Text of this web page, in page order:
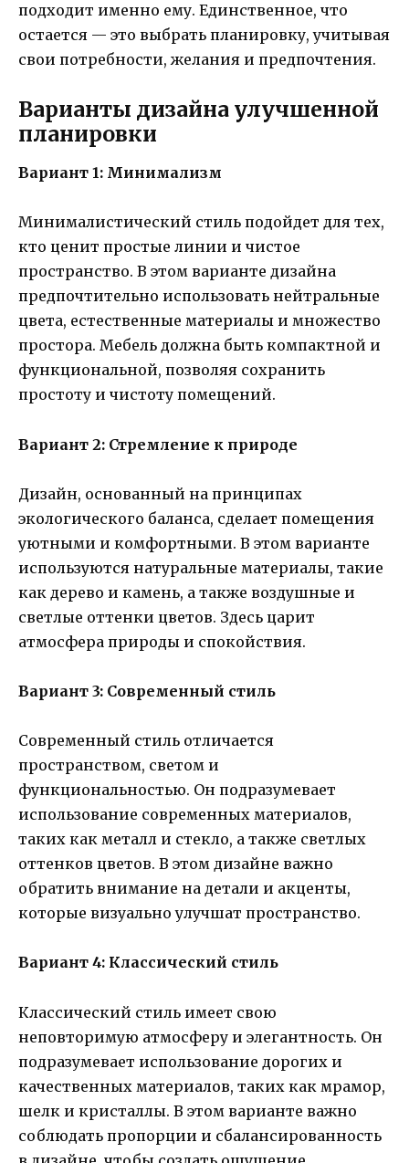
подходит именно ему. Единственное, что
остается — это выбрать планировку, учитывая
свои потребности, желания и предпочтения.
Варианты дизайна улучшенной
планировки
Вариант 1: Минимализм
Минималистический стиль подойдет для тех,
кто ценит простые линии и чистое
пространство. В этом варианте дизайна
предпочтительно использовать нейтральные
цвета, естественные материалы и множество
простора. Мебель должна быть компактной и
функциональной, позволяя сохранить
простоту и чистоту помещений.
Вариант 2: Стремление к природе
Дизайн, основанный на принципах
экологического баланса, сделает помещения
уютными и комфортными. В этом варианте
используются натуральные материалы, такие
как дерево и камень, а также воздушные и
светлые оттенки цветов. Здесь царит
атмосфера природы и спокойствия.
Вариант 3: Современный стиль
Современный стиль отличается
пространством, светом и
функциональностью. Он подразумевает
использование современных материалов,
таких как металл и стекло, а также светлых
оттенков цветов. В этом дизайне важно
обратить внимание на детали и акценты,
которые визуально улучшат пространство.
Вариант 4: Классический стиль
Классический стиль имеет свою
неповторимую атмосферу и элегантность. Он
подразумевает использование дорогих и
качественных материалов, таких как мрамор,
шелк и кристаллы. В этом варианте важно
соблюдать пропорции и сбалансированность